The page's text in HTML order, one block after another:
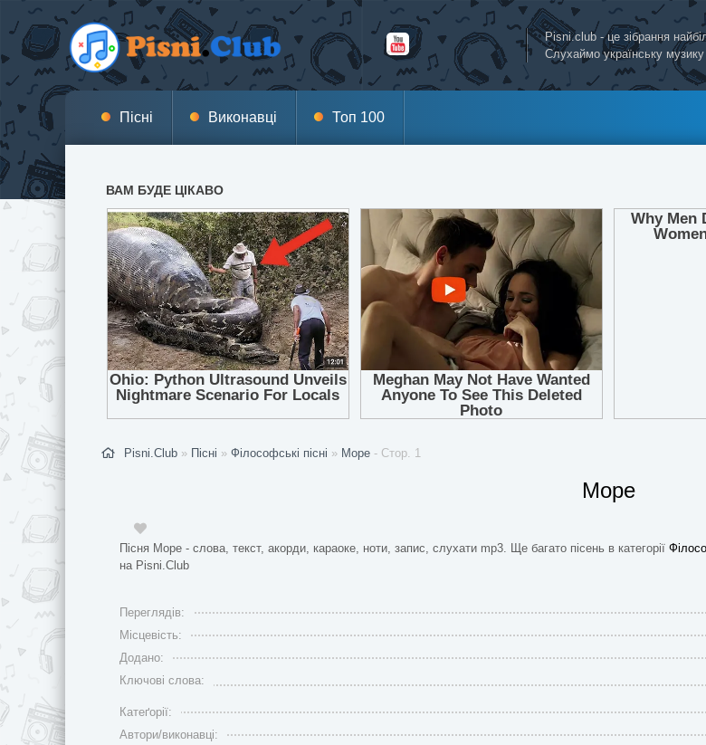
Pisni.club - це зібрання
Слухаймо українську
Пісні Виконавці Топ 100
Pisni.Club » Пісні » Філософські пісні » Море - Стор. 1
Море
Пісня Море - слова, текст, акорди, караоке, ноти, запис, слухати mp3. Ще багато пісень в категорії
на Pisni.Club
Переглядів:
Місцевість:
Додано:
Ключові слова:
Катеґорії:
Автори/виконавці: